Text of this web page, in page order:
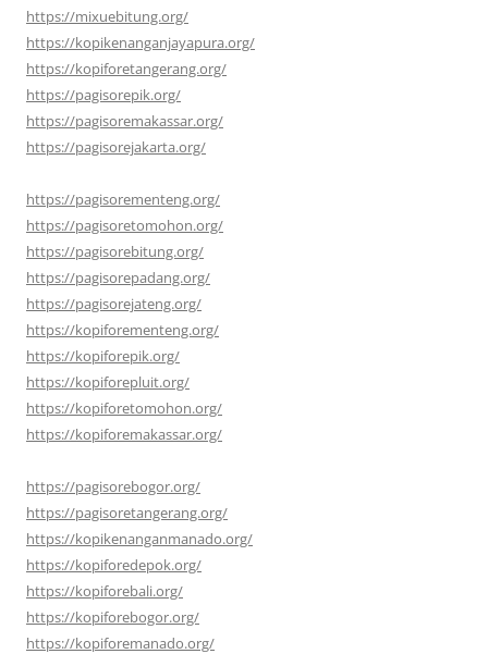
https://mixuebitung.org/
https://kopikenanganjayapura.org/
https://kopiforetangerang.org/
https://pagisorepik.org/
https://pagisoremakassar.org/
https://pagisorejakarta.org/
https://pagisorementeng.org/
https://pagisoretomohon.org/
https://pagisorebitung.org/
https://pagisorepadang.org/
https://pagisorejateng.org/
https://kopiforementeng.org/
https://kopiforepik.org/
https://kopiforepluit.org/
https://kopiforetomohon.org/
https://kopiforemakassar.org/
https://pagisorebogor.org/
https://pagisoretangerang.org/
https://kopikenanganmanado.org/
https://kopiforedepok.org/
https://kopiforebali.org/
https://kopiforebogor.org/
https://kopiforemanado.org/